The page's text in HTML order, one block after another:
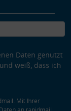
Daten genutzt
weiß, dass ich
Mit Ihrer